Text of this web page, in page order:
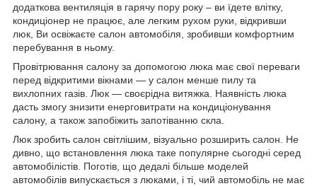
додаткова вентиляція в гарячу пору року – ви їдете влітку,
кондиціонер не працює, але легким рухом руки, відкривши
люк, Ви освіжаєте салон автомобіля, зробивши комфортним
перебування в ньому.
Провітрювання салону за допомогою люка має свої переваги
перед відкритими вікнами — у салон менше пилу та
вихлопних газів. Люк — своєрідна витяжка. Наявність люка
дасть змогу знизити енерговитрати на кондиціонування
салону, а також запобіжить запотіванню скла.
Люк зробить салон світлішим, візуально розширить салон. Не
дивно, що встановлення люка таке популярне сьогодні серед
автомобілістів. Поготів, що дедалі більше моделей
автомобілів випускається з люками, і ті, чий автомобіль не має